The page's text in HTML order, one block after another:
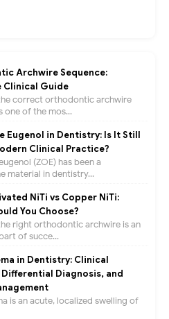
Archwire Sequence:
Clinical Guide
correct orthodontic archwire
one of the mos...
Eugenol in Dentistry: Is It Still
Clinical Practice?
(ZOE) has been a
material in dentistry...
NiTi vs Copper NiTi:
You Choose?
right orthodontic archwire is an
of succe...
in Dentistry: Clinical
Diagnosis, and
is an acute, localized swelling of